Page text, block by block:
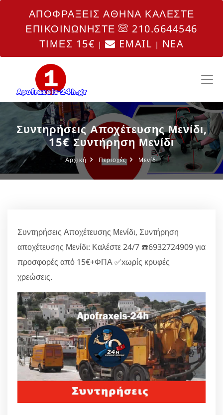
ΑΠΟΦΡΑΞΕΙΣ ΑΘΗΝΑ ΚΑΛΕΣΤΕ
ΕΠΙΚΟΙΝΩΝΗΣΤΕ
210.6644546
ΤΙΜΕΣ 15€ | EMAIL | NEA
Συντηρήσεις Αποχέτευσης Μενίδι,
15€ Συντήρηση Μενίδι
Αρχική Περιοχές Μενίδι
Συντηρήσεις Αποχέτευσης Μενίδι, Συντήρηση
αποχέτευσης Μενίδι: Καλέστε 24/7 ☎️6932724909 για
προσφορές από 15€+ΦΠΑ ✅xωρίς κρυφές
χρεώσεις.